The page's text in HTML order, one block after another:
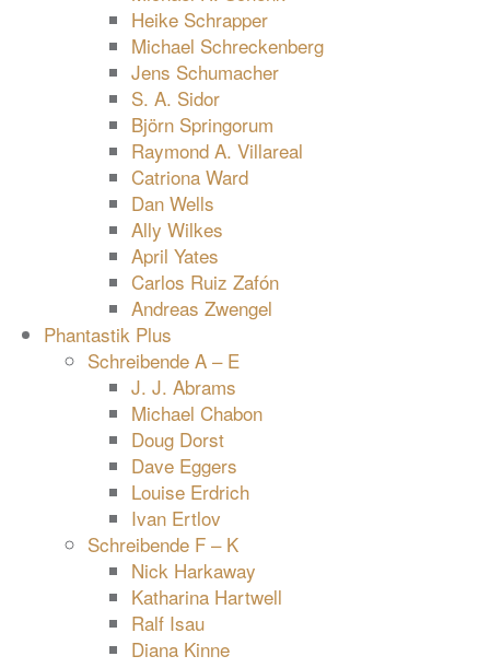
Heike Schrapper
Michael Schreckenberg
Jens Schumacher
S. A. Sidor
Björn Springorum
Raymond A. Villareal
Catriona Ward
Dan Wells
Ally Wilkes
April Yates
Carlos Ruiz Zafón
Andreas Zwengel
Phantastik Plus
Schreibende A – E
J. J. Abrams
Michael Chabon
Doug Dorst
Dave Eggers
Louise Erdrich
Ivan Ertlov
Schreibende F – K
Nick Harkaway
Katharina Hartwell
Ralf Isau
Diana Kinne